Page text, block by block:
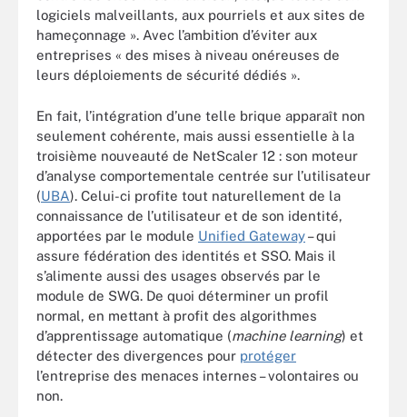
logiciels malveillants, aux pourriels et aux sites de
hameçonnage ». Avec l’ambition d’éviter aux
entreprises « des mises à niveau onéreuses de
leurs déploiements de sécurité dédiés ».
En fait, l’intégration d’une telle brique apparaît non
seulement cohérente, mais aussi essentielle à la
troisième nouveauté de NetScaler 12 : son moteur
d’analyse comportementale centrée sur l’utilisateur
(UBA). Celui-ci profite tout naturellement de la
connaissance de l’utilisateur et de son identité,
apportées par le module Unified Gateway– qui
assure fédération des identités et SSO. Mais il
s’alimente aussi des usages observés par le
module de SWG. De quoi déterminer un profil
normal, en mettant à profit des algorithmes
d’apprentissage automatique (machine learning) et
détecter des divergences pour protéger
l’entreprise des menaces internes – volontaires ou
non.